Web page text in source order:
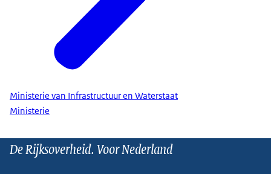
Ministerie van Infrastructuur en Waterstaat
Ministerie
De Rijksoverheid. Voor Nederland